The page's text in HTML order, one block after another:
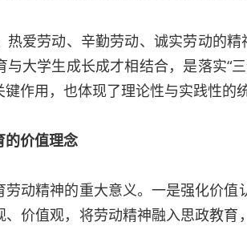
爱劳动、辛勤劳动、诚实劳动的精
大学生成长成才相结合，是落实“
作用，也体现了理论性与实践性的统
的价值理念
精神的重大意义。一是强化价值
价值观，将劳动精神融入思政教